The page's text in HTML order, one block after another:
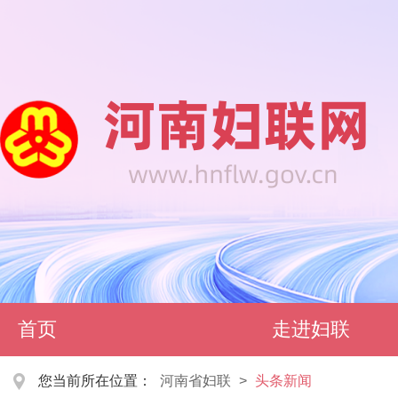
首页 走进妇联
您当前所在位置： 河南省妇联 > 头条新闻